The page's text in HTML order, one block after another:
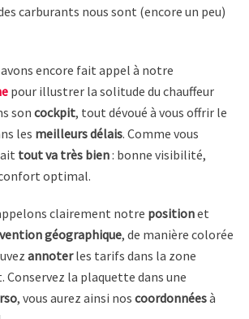
carburants nous sont (encore un peu)
encore fait appel à notre
pour illustrer la solitude du chauffeur
soncockpit, tout dévoué à vous offrir le
les meilleurs délais. Comme vous
tout va très bien: bonne visibilité,
optimal.
clairement notre positionet
géographique, de manière colorée
annoterles tarifs dans la zone
Conservez la plaquette dans une
, vous aurez ainsi nos coordonnéesà